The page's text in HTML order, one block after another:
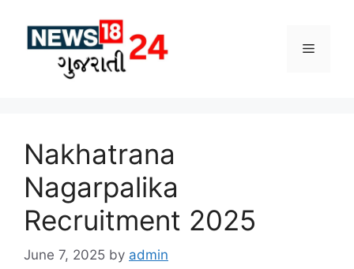
content
Menu
Nakhatrana
Nagarpalika
Recruitment 2025
June 7, 2025 by admin